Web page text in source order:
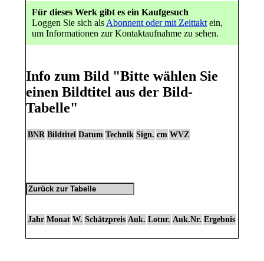
Für dieses Werk gibt es ein Kaufgesuch
Loggen Sie sich als Abonnent oder mit Zeittakt ein,
um Informationen zur Kontaktaufnahme zu sehen.
Info zum Bild "Bitte wählen Sie
einen Bildtitel aus der Bild-
Tabelle"
BNR Bildtitel Datum Technik Sign. cm WVZ
Jahr Monat W. Schätzpreis Auk. Lotnr. Auk.Nr. Ergebnis